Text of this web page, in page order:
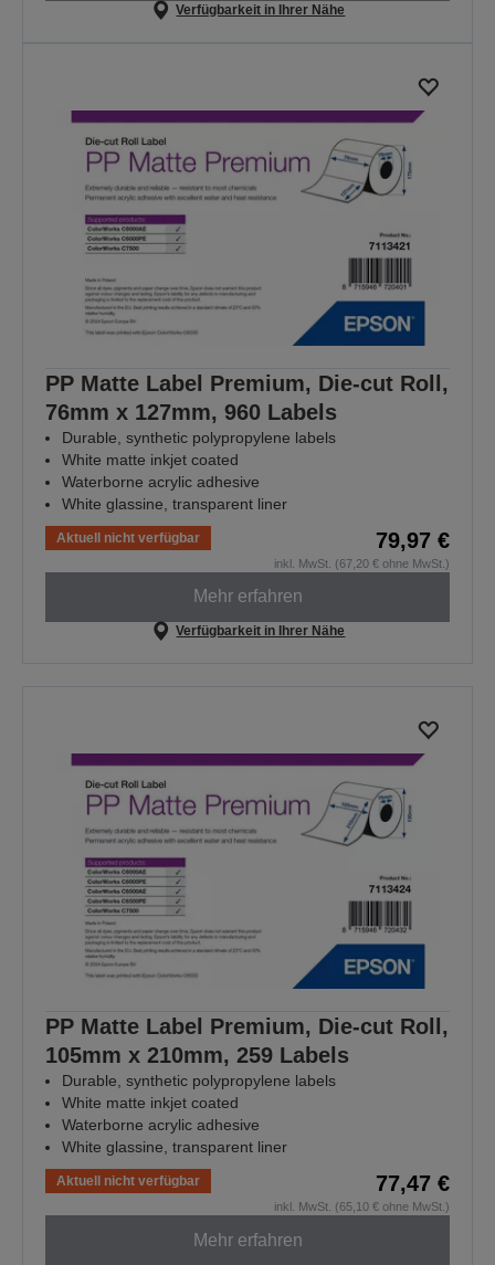
Verfügbarkeit in Ihrer Nähe
PP Matte Label Premium, Die-cut Roll,
76mm x 127mm, 960 Labels
Durable, synthetic polypropylene labels
White matte inkjet coated
Waterborne acrylic adhesive
White glassine, transparent liner
Aktuell nicht verfügbar 79,97 €
inkl. MwSt. (67,20 € ohne MwSt.)
Mehr erfahren
Verfügbarkeit in Ihrer Nähe
PP Matte Label Premium, Die-cut Roll,
105mm x 210mm, 259 Labels
Durable, synthetic polypropylene labels
White matte inkjet coated
Waterborne acrylic adhesive
White glassine, transparent liner
Aktuell nicht verfügbar 77,47 €
inkl. MwSt. (65,10 € ohne MwSt.)
Mehr erfahren